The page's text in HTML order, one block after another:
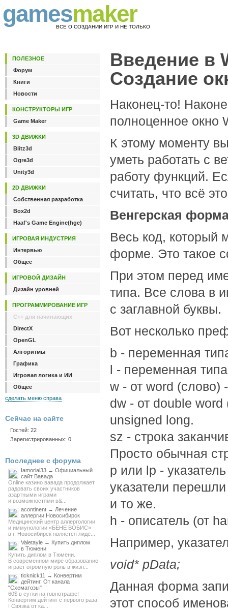
gamesmaker
ВСЕ О СОЗДАНИИ ИГР И НЕ ТОЛЬКО
Введение в
Создание
Наконец-то!
полноценное окно
К этому моменту
уметь работать с
работу функций.
считать, что всё
Венгерская
Весь код, который
форме. Это такое
При этом перед
типа. Все слова в
с заглавной буквы.
Вот несколько
b - переменная
l - переменная
w - от word (слово)
dw - от double
unsigned long.
sz - строка
Просто обычная
p или lp -
указатели
и то же.
h - описатель (от
Например,
void* pData;
Данная форма
этот способ
ПОЛЕЗНОЕ
Форум
Книги
Новости
КОНСТРУКТОРЫ ИГР
Game Maker
3D ДВИЖКИ
Blitz3d
Ogre3d
Unity3d
2D ДВИЖКИ
Собственная разработка
Box2d
Haaf's Game Engine(hge)
ИГРОВАЯ ИНДУСТРИЯ
Интервью
Общее
ИГРОВОЙ ДИЗАЙН
Дизайн уровней
ПРОГРАММИРОВАНИЕ ИГР
C++ для начинающих
DirectX
OpenGL
Алгоритмы
Графика
Игровая логика и ИИ
Общее
сделать меню справа
Сейчас на сайте
Гостей: 22
Зарегистрированных: 0
Последнее с форума
Iamorial33 → Официальный
сайт Вавада
Online казино вавада продолжает
радовать своих участников
азартными играми
и возможностями в&...
acontinent → Лечение
аллергии Новосибирск
Медицинский центр аллергологии
и иммунологии «БЕНЕ ВОБИС»
в г. Новосибирск является лиде...
Valetayle → Купить диплом
в Тюмени
Купить диплом в Тюмени.
В современном мире образование
играет огромную роль в жизн...
ticknick11 → Конвертим
дейтинг. От канала
"Схематозы"
60$ в сутки на говнотрафе!
Конвертим дейтинг с первого раза
! Связка от ка...